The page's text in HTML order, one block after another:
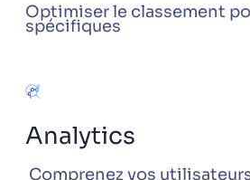
Optimiser le classement
spécifiques
Analytics
Comprenez vos